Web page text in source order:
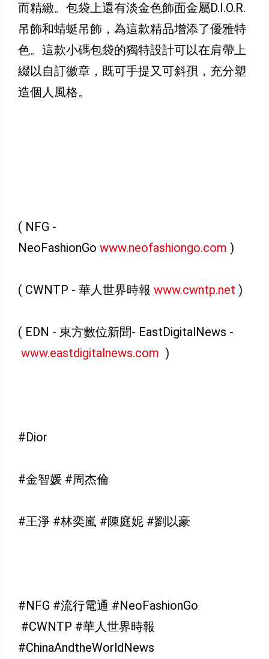
而精緻。包袋上還有淡金色飾面金屬D.I.O.R.
吊飾和蜻蜓吊飾，為這款精品增添了優雅特
色。這款小碼包袋的獨特設計可以在肩帶上
綴以自訂徽章，既可手提又可斜孭，充分塑
造個人風格。
( NFG -
NeoFashionGo www.neofashiongo.com )
( CWNTP - 華人世界時報 www.cwntp.net )
( EDN - 東方數位新聞- EastDigitalNews -
www.eastdigitalnews.com )
#Dior
#金智媛 #周杰倫
#王淨 #林奕嵐 #陳庭妮 #劉以豪
#NFG #流行電通 #NeoFashionGo
#CWNTP #華人世界時報
#ChinaAndtheWorldNews